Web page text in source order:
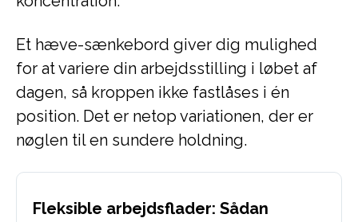
Et hæve-sænkebord giver dig mulighed
for at variere din arbejdsstilling i løbet af
dagen, så kroppen ikke fastlåses i én
position. Det er netop variationen, der er
nøglen til en sundere holdning.
Fleksible arbejdsflader: Sådan